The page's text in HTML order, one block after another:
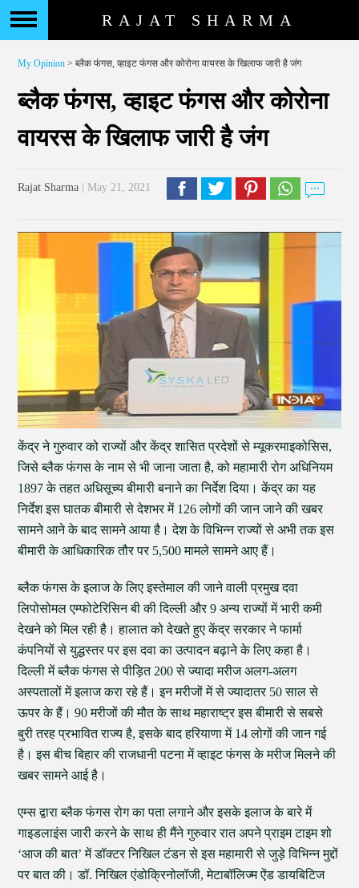
RAJAT SHARMA
My Opinion > ब्लैक फंगस, व्हाइट फंगस और कोरोना वायरस के खिलाफ जारी है जंग
ब्लैक फंगस, व्हाइट फंगस और कोरोना
वायरस के खिलाफ जारी है जंग
Rajat Sharma | May 21, 2021
केंद्र ने गुरुवार को राज्यों और केंद्र शासित प्रदेशों से म्यूकरमाइकोसिस,
जिसे ब्लैक फंगस के नाम से भी जाना जाता है, को महामारी रोग अधिनियम
1897 के तहत अधिसूच्य बीमारी बनाने का निर्देश दिया। केंद्र का यह
निर्देश इस घातक बीमारी से देशभर में 126 लोगों की जान जाने की खबर
सामने आने के बाद सामने आया है। देश के विभिन्न राज्यों से अभी तक इस
बीमारी के आधिकारिक तौर पर 5,500 मामले सामने आए हैं।
ब्लैक फंगस के इलाज के लिए इस्तेमाल की जाने वाली प्रमुख दवा
लिपोसोमल एम्फोटेरिसिन बी की दिल्ली और 9 अन्य राज्यों में भारी कमी
देखने को मिल रही है। हालात को देखते हुए केंद्र सरकार ने फार्मा
कंपनियों से युद्धस्तर पर इस दवा का उत्पादन बढ़ाने के लिए कहा है।
दिल्ली में ब्लैक फंगस से पीड़ित 200 से ज्यादा मरीज अलग-अलग
अस्पतालों में इलाज करा रहे हैं। इन मरीजों में से ज्यादातर 50 साल से
ऊपर के हैं। 90 मरीजों की मौत के साथ महाराष्ट्र इस बीमारी से सबसे
बुरी तरह प्रभावित राज्य है, इसके बाद हरियाणा में 14 लोगों की जान गई
है। इस बीच बिहार की राजधानी पटना में व्हाइट फंगस के मरीज मिलने की
खबर सामने आई है।
एम्स द्वारा ब्लैक फंगस रोग का पता लगाने और इसके इलाज के बारे में
गाइडलाइंस जारी करने के साथ ही मैंने गुरुवार रात अपने प्राइम टाइम शो
‘आज की बात’ में डॉक्टर निखिल टंडन से इस महामारी से जुड़े विभिन्न मुद्दों
पर बात की। डॉ. निखिल एंडोक्रिनोलॉजी, मेटाबॉलिज्म ऐंड डायबिटिज